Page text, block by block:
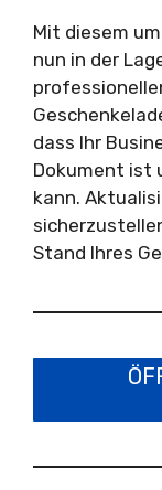
Mit diesem
nun in der
dass Ihr
Dokument ist
kann.
Stand Ihres